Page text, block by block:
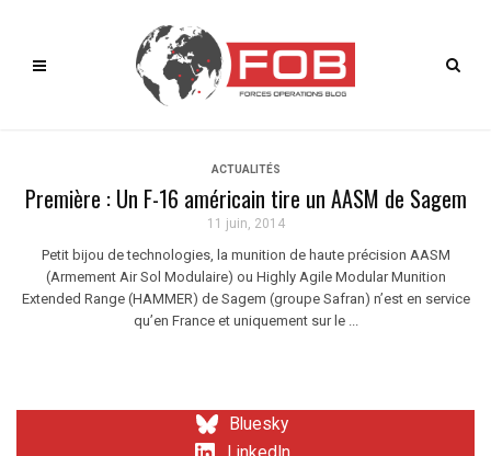
ACTUALITÉS
Première : Un F-16 américain tire un AASM de Sagem
11 juin, 2014
Petit bijou de technologies, la munition de haute précision AASM
(Armement Air Sol Modulaire) ou Highly Agile Modular Munition
Extended Range (HAMMER) de Sagem (groupe Safran) n’est en service
qu’en France et uniquement sur le ...
Bluesky